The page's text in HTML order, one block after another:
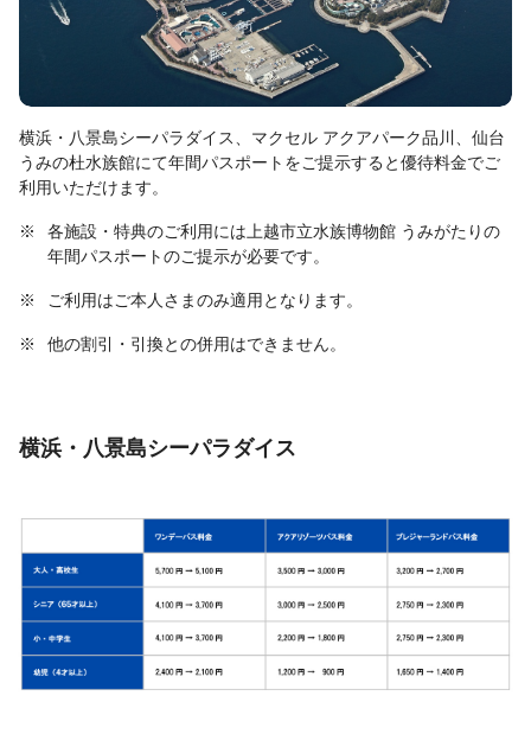
横浜・八景島シーパラダイス、マクセル アクアパーク品川、仙台
うみの杜水族館にて年間パスポートをご提示すると優待料金でご
利用いただけます。
※
各施設・特典のご利用には上越市立水族博物館 うみがたりの
年間パスポートのご提示が必要です。
※ ご利用はご本人さまのみ適用となります。
※ 他の割引・引換との併用はできません。
横浜・八景島シーパラダイス